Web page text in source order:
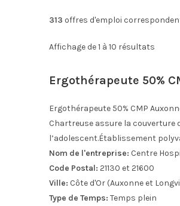
313 offres d'emploi
Affichage de 1 à 10 résultats
Ergothérapeute 50%
Ergothérapeute 50% CMP
Chartreuse assure la couverture
l’adolescent.Établissement
Nom de l'entreprise: Centre
Code Postal: 21130 et 21600
Ville: Côte d'Or (Auxonne et
Type de Temps: Temps plein